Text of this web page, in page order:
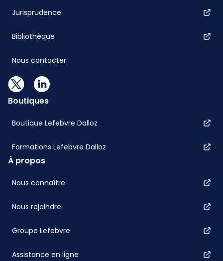
Jurisprudence
Bibliothèque
Nous contacter
Boutiques
Boutique Lefebvre Dalloz
Formations Lefebvre Dalloz
À propos
Nous connaître
Nous rejoindre
Groupe Lefebvre
Assistance en ligne